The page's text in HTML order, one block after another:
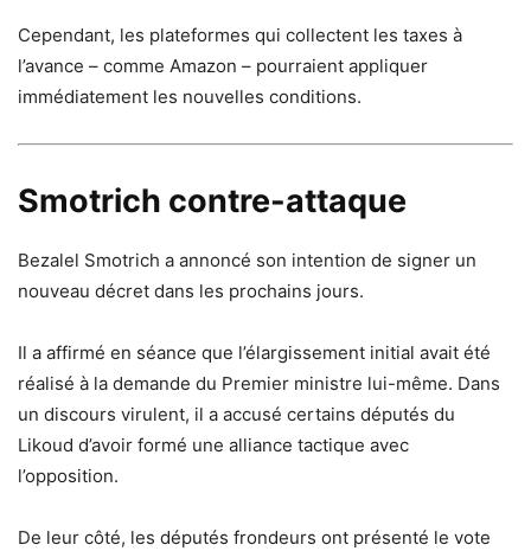
Cependant, les plateformes qui collectent les taxes à
l’avance – comme Amazon – pourraient appliquer
immédiatement les nouvelles conditions.
Smotrich contre-attaque
Bezalel Smotrich a annoncé son intention de signer un
nouveau décret dans les prochains jours.
Il a affirmé en séance que l’élargissement initial avait été
réalisé à la demande du Premier ministre lui-même. Dans
un discours virulent, il a accusé certains députés du
Likoud d’avoir formé une alliance tactique avec
l’opposition.
De leur côté, les députés frondeurs ont présenté le vote